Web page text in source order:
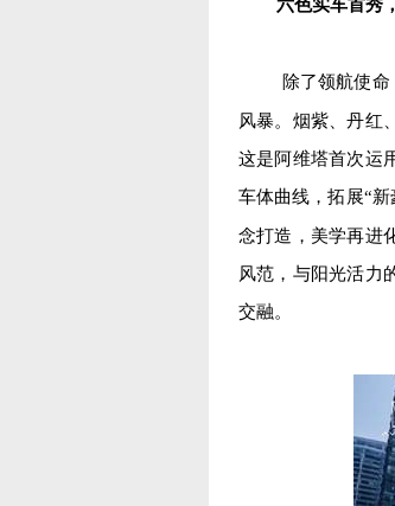
六色实车首秀
除了领航使命
风暴。烟紫、丹红
这是阿维塔首次运
车体曲线，拓展“
念打造，美学再进
风范，与阳光活力
交融。